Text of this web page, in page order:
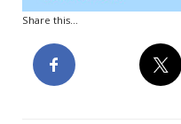
Share this...